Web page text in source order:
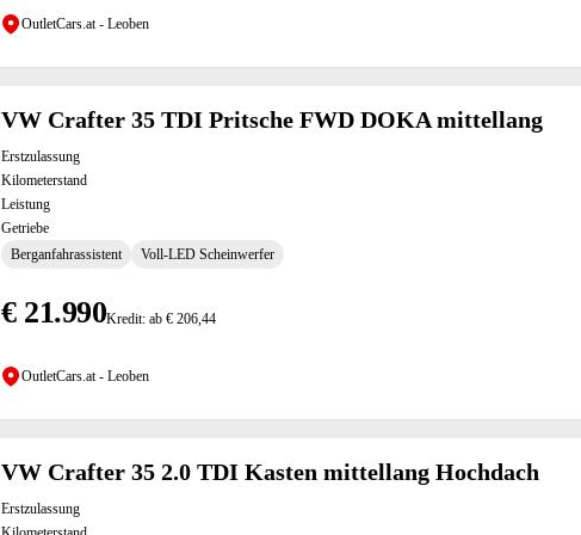
OutletCars.at - Leoben
VW Crafter 35 TDI Pritsche FWD DOKA mittellang
Erstzulassung
Kilometerstand
Leistung
Getriebe
Berganfahrassistent
Voll-LED Scheinwerfer
€ 21.990Kredit: ab € 206,44
OutletCars.at - Leoben
VW Crafter 35 2.0 TDI Kasten mittellang Hochdach
Erstzulassung